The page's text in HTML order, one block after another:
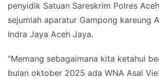
penyidik Satuan Sareskrim Polres
sejumlah aparatur Gampong kareung
Indra Jaya Aceh Jaya.
“Memang sebagaimana kita ketahui
bulan oktober 2025 ada WNA Asal